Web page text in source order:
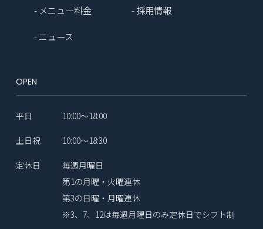
- メニュー料金 - 採用情報
- ニュース
OPEN
平日 10:00〜18:00
土日祝 10:00〜18:30
定休日
毎週月曜日
第1の月曜・火曜連休
第3の日曜・月曜連休
※3、7、12は毎週月曜日のみ定休日でシフト制